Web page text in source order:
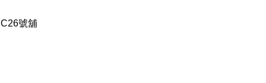
號舖